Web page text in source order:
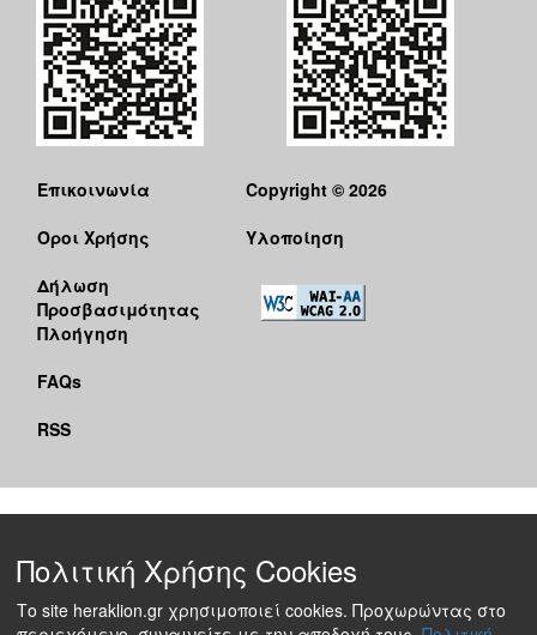
Επικοινωνία
Όροι Χρήσης
Δήλωση
Προσβασιμότητας
Πλοήγηση
FAQs
RSS
Copyright © 2026
Υλοποίηση
Πολιτική Χρήσης Cookies
Το site heraklion.gr χρησιμοποιεί cookies. Προχωρώντας στο